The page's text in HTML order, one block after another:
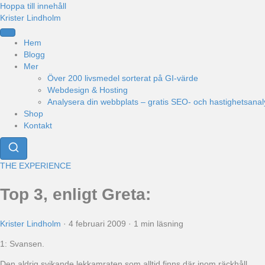
Hoppa till innehåll
Krister Lindholm
Hem
Blogg
Mer
Över 200 livsmedel sorterat på GI-värde
Webdesign & Hosting
Analysera din webbplats – gratis SEO- och
Shop
Kontakt
THE EXPERIENCE
Top 3, enligt Greta:
Krister Lindholm · 4 februari 2009 · 1 min läsning
1: Svansen.